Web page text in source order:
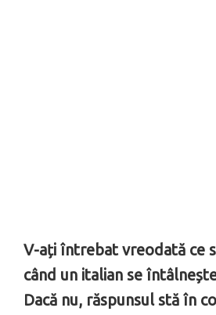
V-ați întrebat vreodată ce
când un italian se
Dacă nu, răspunsul stă în